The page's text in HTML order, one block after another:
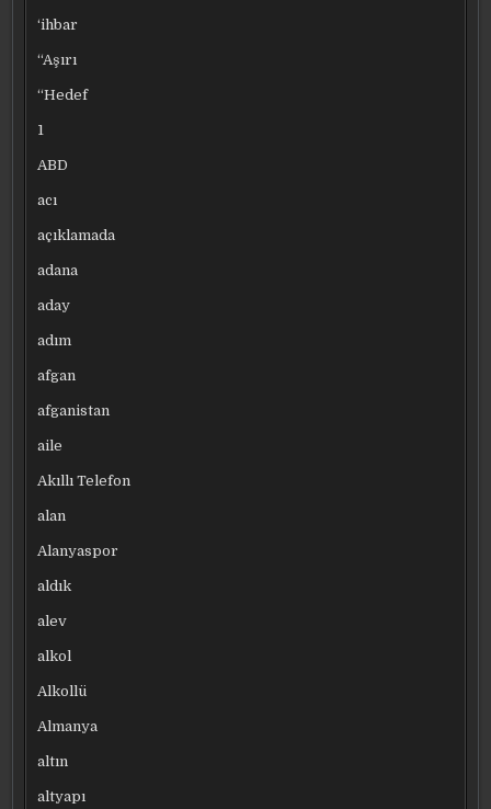
‘ihbar
“Aşırı
“Hedef
1
ABD
acı
açıklamada
adana
aday
adım
afgan
afganistan
aile
Akıllı Telefon
alan
Alanyaspor
aldık
alev
alkol
Alkollü
Almanya
altın
altyapı